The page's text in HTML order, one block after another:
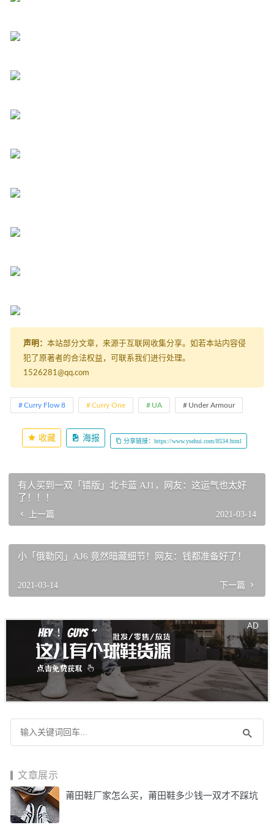
声明： 本站部分文章，来源于互联网收集分享。如若本站内容侵
犯了原著者的合法权益，可联系我们进行处理。
1526281@qq.com
Curry Flow 8 Curry One UA Under Armour
收藏 海报 分享链接：https://www.ysehui.com/8534.html
有人买到一双「错版」北卡蓝 AJ1，网友：这运气也太好
了！！！
上一篇 2021-03-14
小「俄勒冈」AJ6 竟然暗藏细节！网友：钱都准备好了！
2021-03-14 下一篇
文章展示
莆田鞋厂家怎么买，莆田鞋多少钱一双才不踩坑